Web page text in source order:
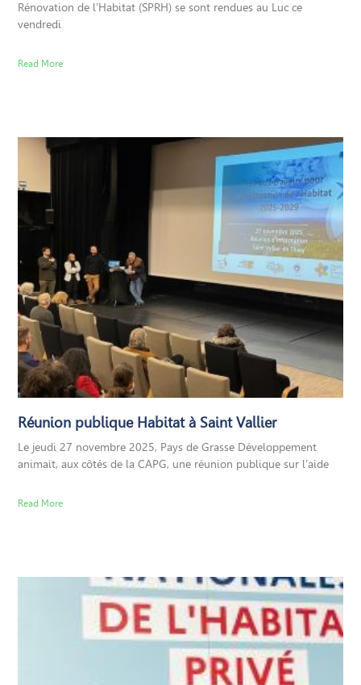
Rénovation de l’Habitat (SPRH) se sont rendues au Luc ce
vendredi
Read More
Réunion publique Habitat à Saint Vallier
Le jeudi 27 novembre 2025, Pays de Grasse Développement
animait, aux côtés de la CAPG, une réunion publique sur l’aide
Read More